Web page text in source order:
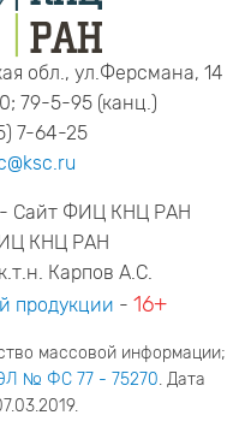
обл., ул.Ферсмана, 14
79-5-95 (канц.)
7-64-25
Сайт ФИЦ КНЦ РАН
КНЦ РАН
Карпов А.С.
продукции - 16+
массовой информации;
№ ФС 77 - 75270. Дата